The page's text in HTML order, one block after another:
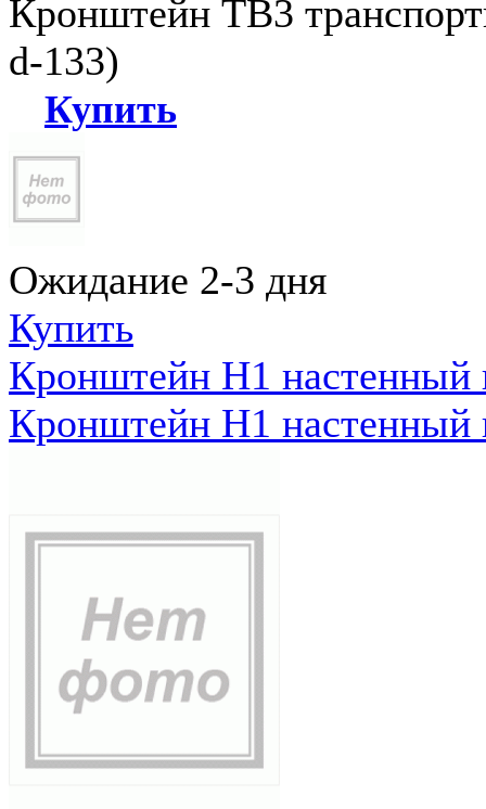
Кронштейн ТВ3
d-133)
Купить
Ожидание 2-3 дня
Купить
Кронштейн Н1
Кронштейн Н1